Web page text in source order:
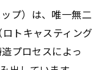
プ）は、唯一無二
トキャスティング
プロセスによっ